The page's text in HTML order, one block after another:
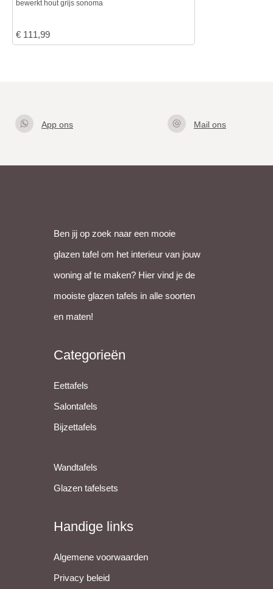
bewerkt hout grijs sonoma
€ 111,99
App ons
Mail ons
Ben jij op zoek naar een mooie
glazen tafel om het interieur van jouw
woning af te maken? Hier vind je de
mooiste glazen tafels in alle soorten
en maten!
Categorieën
Eettafels
Salontafels
Bijzettafels
Wandtafels
Glazen tafelsets
Handige links
Algemene voorwaarden
Privacy beleid